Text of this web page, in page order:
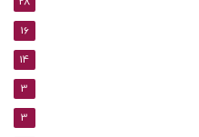
16
14
3
3